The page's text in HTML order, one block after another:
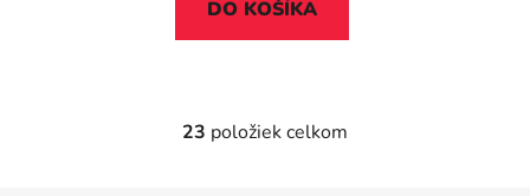
DO KOŠÍKA
O
23 položiek celkom